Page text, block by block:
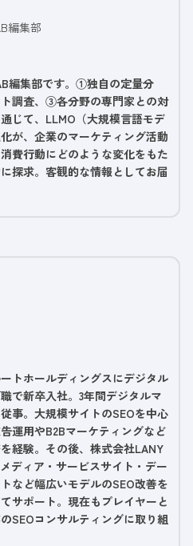
編集部
編集部です。①独自の定量分
調査、③各分野の専門家との対
じて、LLMO（大規模言語モデ
が、企業のマーケティング活動
費行動にどのような変化をもた
探求。客観的な情報としてお届
トホールディングスにデジタル
で新卒入社。3年間デジタルマ
事。大規模サイトのSEOを中心
運用やB2Bマーケティングなど
経験。その後、株式会社LANY
ディア・サービスサイト・デー
など幅広いモデルのSEO改善を
サポート。現在もプレイヤーと
SEOコンサルティングに取り組